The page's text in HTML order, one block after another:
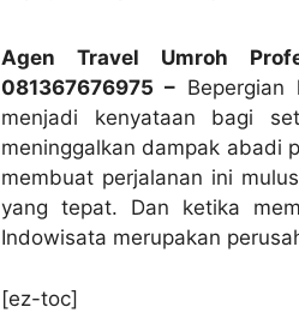
Agen Travel Umroh
081367676975 –
menjadi kenyataan bagi
meninggalkan dampak abadi
membuat perjalanan ini
yang tepat. Dan ketika
Indowisata merupakan
[ez-toc]